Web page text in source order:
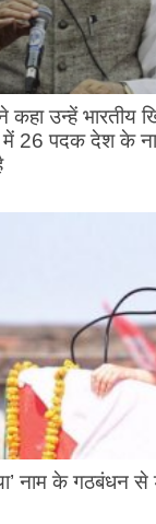
कहा उन्हें भारतीय
में 26 पदक देश के
नाम के गठबंधन से